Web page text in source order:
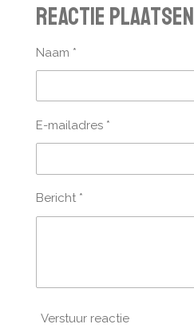
e
n
l
r
e
e
n
Reactie plaatsen
Naam *
E-mailadres *
Bericht *
Verstuur reactie